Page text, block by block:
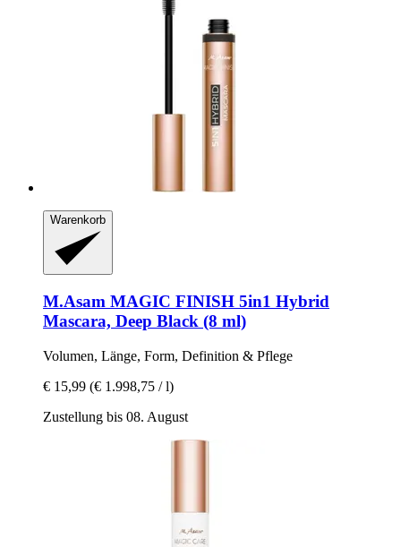
Warenkorb
M.Asam MAGIC FINISH 5in1 Hybrid
Mascara, Deep Black (8 ml)
Volumen, Länge, Form, Definition & Pflege
€ 15,99 (€ 1.998,75 / l)
Zustellung bis 08. August